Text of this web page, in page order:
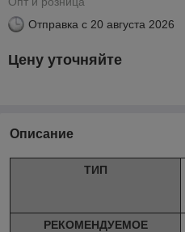
Отправка с 20 августа 2026
Цену уточняйте
Описание
ТИП
РЕКОМЕНДУЕМОЕ